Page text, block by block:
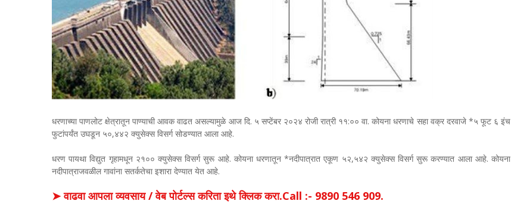
धरणाच्या पाणलोट क्षेत्रातून पाण्याची आवक वाढत असल्यामुळे आज दि. ५ सप्टेंबर २०२४ रोजी रात्री ११:०० वा. कोयना धरणाचे सहा वक्र दरवाजे *५ फूट ६ इंच
फुटांपर्यंत उघडून ५०,४४२ क्युसेक्स विसर्ग सोडण्यात आला आहे.
धरण पायथा विद्युत गृहामधून २१०० क्युसेक्स विसर्ग सुरू आहे. कोयना धरणातून *नदीपात्रात एकूण ५२,५४२ क्युसेक्स विसर्ग सुरू करण्यात आला आहे. कोयना
नदीपात्राजवळील गावांना सतर्कतेचा इशारा देण्यात येत आहे.
➤ वाढवा आपला व्यवसाय / वेब पोर्टल्स करिता इथे क्लिक करा.Call :- 9890 546 909.